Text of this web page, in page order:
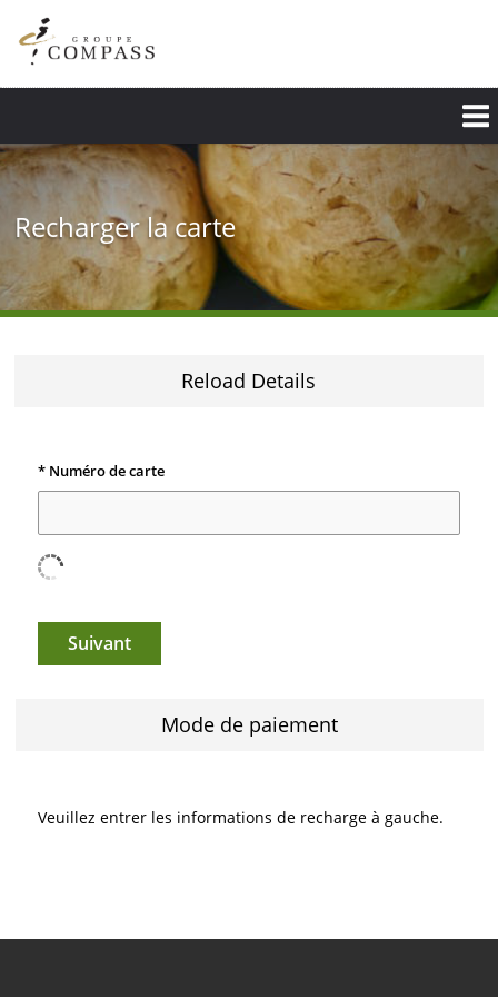
contenu
principal
Recharger la carte
Reload Details
* Numéro de carte
Suivant
Mode de paiement
Veuillez entrer les informations de recharge à gauche.